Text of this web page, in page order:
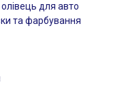
для авто
та фарбування